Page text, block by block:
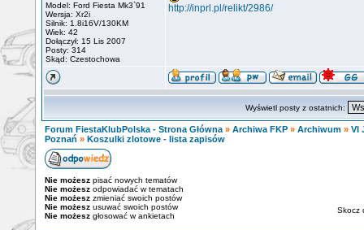
Model: Ford Fiesta Mk3`91
Wersja: Xr2i
Silnik: 1.8i16V/130KM
Wiek: 42
Dołączył: 15 Lis 2007
Posty: 314
Skąd: Czestochowa
http://inprl.pl/relikt/2986/
Wyświetl posty z ostatnich:
Forum FiestaKlubPolska - Strona Główna » Archiwa FKP » Archiwum » VI
Poznań » Koszulki zlotowe - lista zapisów
Nie możesz pisać nowych tematów
Nie możesz odpowiadać w tematach
Nie możesz zmieniać swoich postów
Nie możesz usuwać swoich postów
Nie możesz głosować w ankietach
Skocz